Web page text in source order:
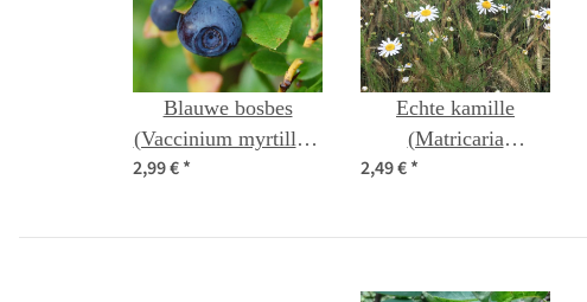
Blauwe bosbes
(Vaccinium myrtillus)
2,99 €*
Echte kamille
(Matricaria
chamomilla) bio zaad
2,49 €*